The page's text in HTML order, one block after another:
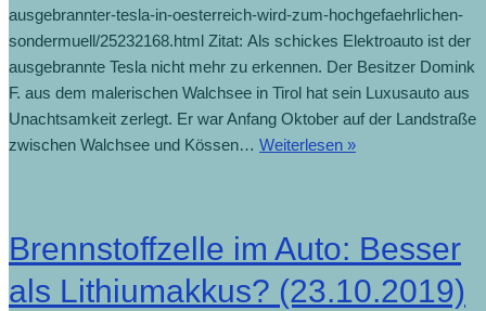
ausgebrannter-tesla-in-oesterreich-wird-zum-hochgefaehrlichen-
sondermuell/25232168.html Zitat: Als schickes Elektroauto ist der
ausgebrannte Tesla nicht mehr zu erkennen. Der Besitzer Domink
F. aus dem malerischen Walchsee in Tirol hat sein Luxusauto aus
Unachtsamkeit zerlegt. Er war Anfang Oktober auf der Landstraße
zwischen Walchsee und Kössen… Weiterlesen »
Brennstoffzelle im Auto: Besser
als Lithiumakkus? (23.10.2019)